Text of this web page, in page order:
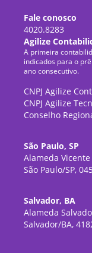
Fale conosco
4020.8283
Agilize
A primeira
indicados para o
ano consecutivo.
CNPJ Agilize
CNPJ Agilize
Conselho
São Paulo, SP
Alameda
São Paulo/SP,
Salvador, BA
Alameda
Salvador/BA,